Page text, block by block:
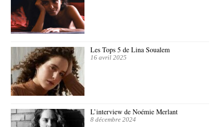
Les Tops 5 de Lina Soualem
16 avril 2025
L’interview de Noémie Merlant
8 décembre 2024